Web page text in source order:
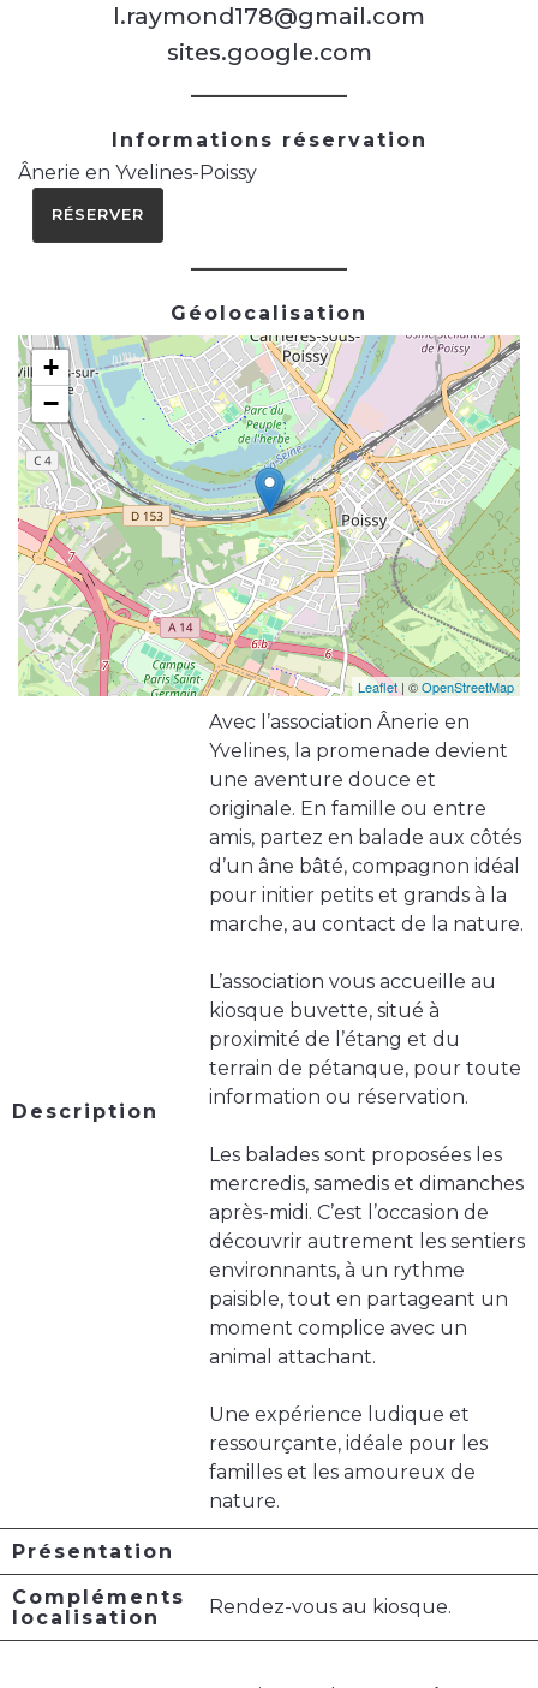
l.raymond178@gmail.com
sites.google.com
Informations réservation
Ânerie en Yvelines-Poissy
RÉSERVER
Géolocalisation
+
−
Leaflet| ©OpenStreetMap
Description
Avec l’association Ânerie en
Yvelines, la promenade devient
une aventure douce et
originale. En famille ou entre
amis, partez en balade aux côtés
d’un âne bâté, compagnon idéal
pour initier petits et grands à la
marche, au contact de la nature.
L’association vous accueille au
kiosque buvette, situé à
proximité de l’étang et du
terrain de pétanque, pour toute
information ou réservation.
Les balades sont proposées les
mercredis, samedis et dimanches
après-midi. C’est l’occasion de
découvrir autrement les sentiers
environnants, à un rythme
paisible, tout en partageant un
moment complice avec un
animal attachant.
Une expérience ludique et
ressourçante, idéale pour les
familles et les amoureux de
nature.
Présentation
Compléments
localisation
Rendez-vous au kiosque.